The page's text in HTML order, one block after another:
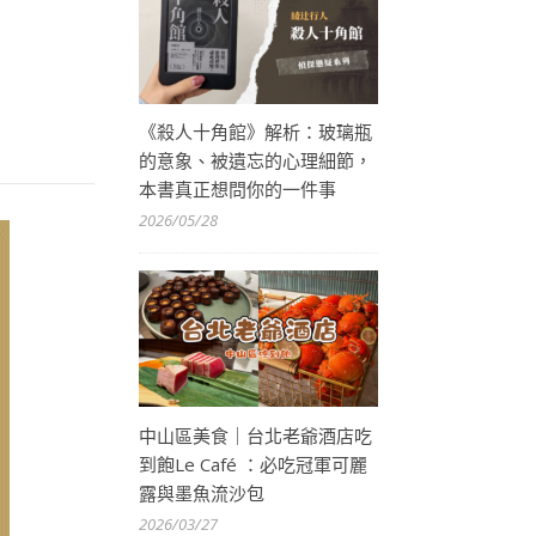
《殺人十角館》解析：玻璃瓶
的意象、被遺忘的心理細節，
本書真正想問你的一件事
2026/05/28
中山區美食｜台北老爺酒店吃
到飽Le Café ：必吃冠軍可麗
露與墨魚流沙包
2026/03/27